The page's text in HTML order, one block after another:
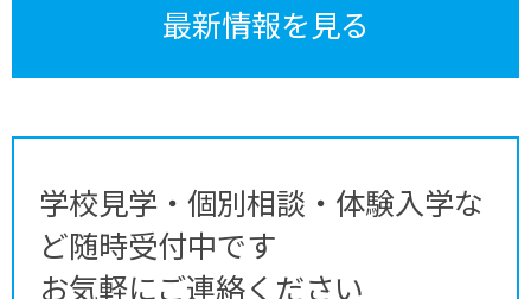
最新情報を見る
学校見学・個別相談・体験入学な
ど随時受付中です
お気軽にご連絡ください